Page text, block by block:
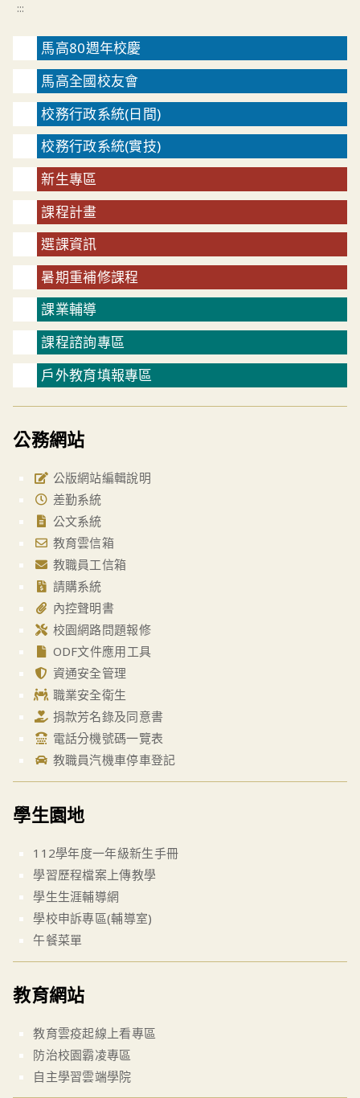
:::
馬高80週年校慶
馬高全國校友會
校務行政系統(日間)
校務行政系統(實技)
新生專區
課程計畫
選課資訊
暑期重補修課程
課業輔導
課程諮詢專區
戶外教育填報專區
公務網站
公版網站編輯說明
差勤系統
公文系統
教育雲信箱
教職員工信箱
請購系統
內控聲明書
校園網路問題報修
ODF文件應用工具
資通安全管理
職業安全衛生
捐款芳名錄及同意書
電話分機號碼一覽表
教職員汽機車停車登記
學生園地
112學年度一年級新生手冊
學習歷程檔案上傳教學
學生生涯輔導網
學校申訴專區(輔導室)
午餐菜單
教育網站
教育雲疫起線上看專區
防治校園霸凌專區
自主學習雲端學院